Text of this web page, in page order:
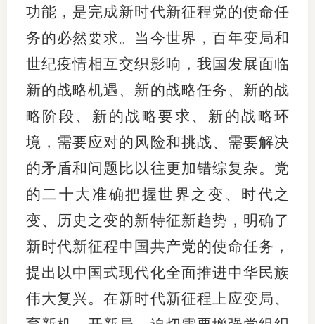
协会公
乡村振
联系我
协会采
廉政举
功能，是完成新时代新征程党的使命任
务的必然要求。当今世界，百年变局和
世纪疫情相互交织影响，我国发展面临
新的战略机遇、新的战略任务、新的战
略阶段、新的战略要求、新的战略环
境，需要应对的风险和挑战、需要解决
的矛盾和问题比以往更加错综复杂。党
的二十大准确把握世界之变、时代之
变、历史之变的新特征新趋势，明确了
新时代新征程中国共产党的使命任务，
提出以中国式现代化全面推进中华民族
伟大复兴。在新时代新征程上应变局、